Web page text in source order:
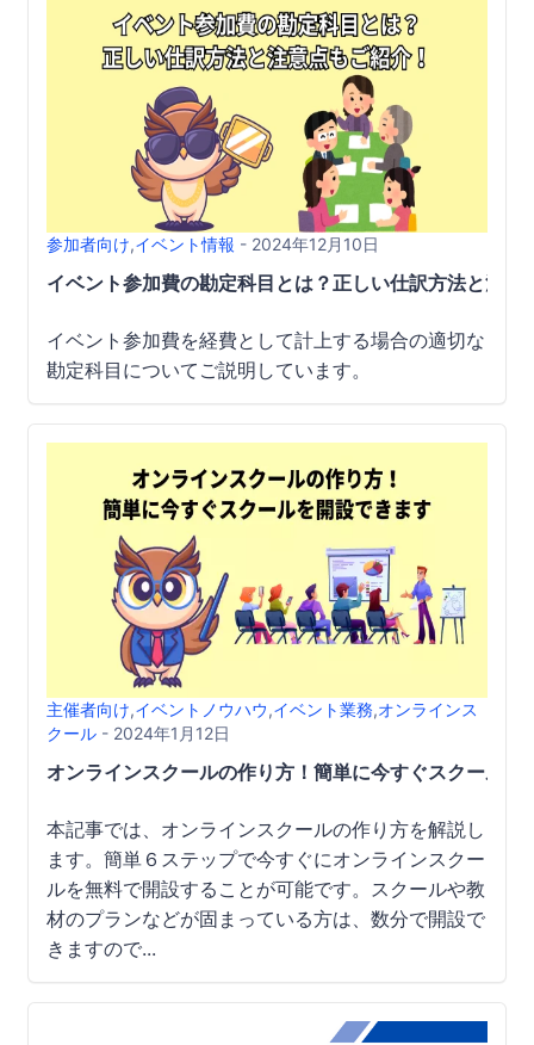
参加者向け,イベント情報 - 2024年12月10日
イベント参加費の勘定科目とは？正しい仕訳方法と注意
イベント参加費を経費として計上する場合の適切な
勘定科目についてご説明しています。
主催者向け,イベントノウハウ,イベント業務,オンラインス
クール - 2024年1月12日
オンラインスクールの作り方！簡単に今すぐスクールを
本記事では、オンラインスクールの作り方を解説し
ます。簡単６ステップで今すぐにオンラインスクー
ルを無料で開設することが可能です。スクールや教
材のプランなどが固まっている方は、数分で開設で
きますので...